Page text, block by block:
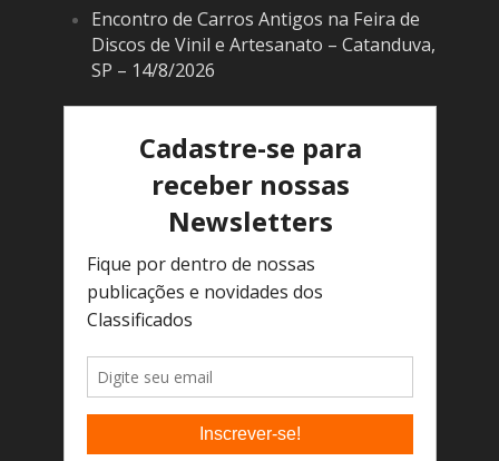
Encontro de Carros Antigos na Feira de
Discos de Vinil e Artesanato – Catanduva,
SP – 14/8/2026